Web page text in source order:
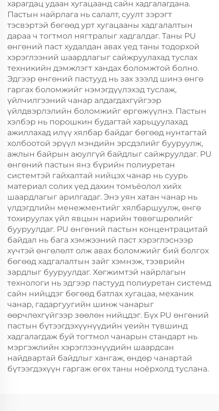
харагдац удаан хугацаанд сайн хадгалагдана.
Пастын найрлага нь салалт, суулт зэрэгт
тэсвэртэй бөгөөд урт хугацааны хадгалалтын
дараа ч тогтмол нягтралыг хадгалдаг. Таны PU
өнгөний паст худалдан авах үед таны тодорхой
хэрэглээний шаардлагыг сайжруулахад туслах
техникийн дэмжлэгт хандах боломжтой болно.
Эдгээр өнгөний пастууд нь зах зээлд шинэ өнгө
гаргах боломжийг нэмэгдүүлэхэд туслаж,
үйлчилгээний чанар алдагдахгүйгээр
үйлдвэрлэлийн боломжийг өргөжүүлнэ. Пастын
хэлбэр нь порошкин будагтай харьцуулахад
ажиллахад илүү хялбар байдаг бөгөөд нунтагтай
холбоотой эрүүл мэндийн эрсдэлийг бууруулж,
ажлын байрын аюулгүй байдлыг сайжруулдаг. PU
өнгөний пастын янз бүрийн полиуретан
системтэй гайхалтай нийцэх чанар нь суурь
материал солих үед дахин томъёолол хийх
шаардлагыг арилгадаг. Энэ уян хатан чанар нь
үлдэгдлийн менежментийг хялбаршуулж, өнгө
тохируулах үйл явцын нарийн төвөгшрөлийг
бууруулдаг. PU өнгөний пастын концентрацитай
байдал нь бага хэмжээний паст хэрэглэснээр
хүчтэй өнгөлөлт олж авах боломжийг бий болгох
бөгөөд хадгалалтын зайг хэмнэж, тээврийн
зардлыг бууруулдаг. Хөгжимтэй найрлагын
технологи нь эдгээр пастууд полиуретан системд
сайн нийцдэг бөгөөд батлах хугацаа, механик
чанар, гадаргуугийн шинж чанарыг
өөрчлөхгүйгээр зөөлөн нийцдэг. Бүх PU өнгөний
пастын бүтээгдэхүүнүүдийн үеийн түвшинд
хадгалагдаж буй тогтмол чанарын стандарт нь
мэргэжлийн хэрэглээнүүдийн шаардсан
найдвартай байдлыг хангаж, өндөр чанартай
бүтээгдэхүүн гаргаж өгөх таны ноёрхолд туслана.